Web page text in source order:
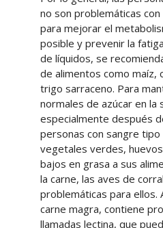
no son problemáticas
para mejorar el
posible y prevenir la
de líquidos, se
de alimentos como maíz,
trigo sarraceno. Para
normales de azúcar en la
especialmente después
personas con sangre
vegetales verdes,
bajos en grasa a sus
la carne, las aves de
problemáticas para ellos.
carne magra, contiene
llamadas lectina, que